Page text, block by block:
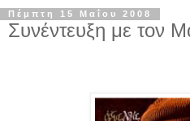
Πέμπτη 15 Μαΐου 2008
Συνέντευξη με τον